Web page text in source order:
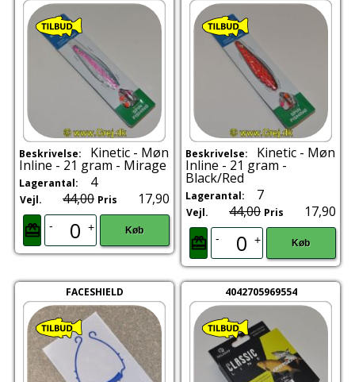
Beskrivelse: Kinetic - Møn
Inline - 21 gram - Mirage
Lagerantal: 4
Vejl. 44,00 Pris 17,90
- + Køb
Beskrivelse: Kinetic - Møn
Inline - 21 gram -
Black/Red
Lagerantal: 7
Vejl. 44,00 Pris 17,90
- + Køb
FACESHIELD 4042705969554